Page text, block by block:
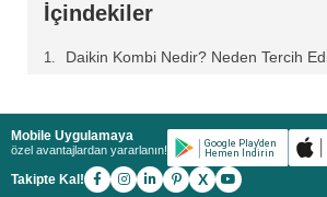
İçindekiler
Daikin Kombi Nedir? Neden Tercih
Patentli Daikin Eşanjör Teknolojisi
Yüksek Modülasyon Oranı (1:8)
Mobile Uygulamaya
özel avantajlardan yararlanın!
Takipte Kal! X